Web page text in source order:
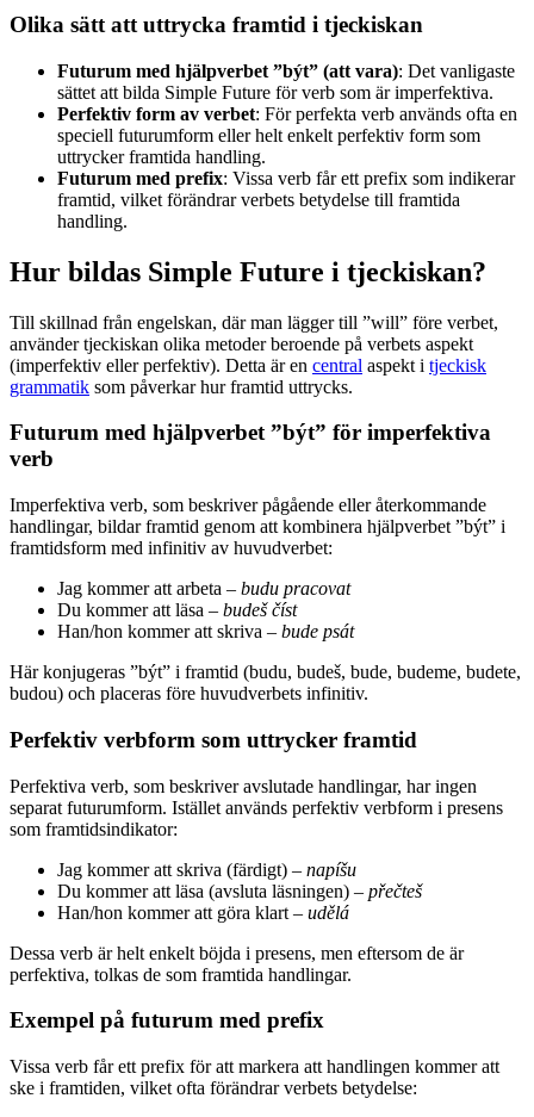
Olika sätt att uttrycka framtid i tjeckiskan
Futurum med hjälpverbet ”být” (att vara): Det vanligaste
sättet att bilda Simple Future för verb som är imperfektiva.
Perfektiv form av verbet: För perfekta verb används ofta en
speciell futurumform eller helt enkelt perfektiv form som
uttrycker framtida handling.
Futurum med prefix: Vissa verb får ett prefix som indikerar
framtid, vilket förändrar verbets betydelse till framtida
handling.
Hur bildas Simple Future i tjeckiskan?
Till skillnad från engelskan, där man lägger till ”will” före verbet,
använder tjeckiskan olika metoder beroende på verbets aspekt
(imperfektiv eller perfektiv). Detta är en central aspekt i tjeckisk
grammatik som påverkar hur framtid uttrycks.
Futurum med hjälpverbet ”být” för imperfektiva
verb
Imperfektiva verb, som beskriver pågående eller återkommande
handlingar, bildar framtid genom att kombinera hjälpverbet ”být” i
framtidsform med infinitiv av huvudverbet:
Jag kommer att arbeta – budu pracovat
Du kommer att läsa – budeš číst
Han/hon kommer att skriva – bude psát
Här konjugeras ”být” i framtid (budu, budeš, bude, budeme, budete,
budou) och placeras före huvudverbets infinitiv.
Perfektiv verbform som uttrycker framtid
Perfektiva verb, som beskriver avslutade handlingar, har ingen
separat futurumform. Istället används perfektiv verbform i presens
som framtidsindikator:
Jag kommer att skriva (färdigt) – napíšu
Du kommer att läsa (avsluta läsningen) – přečteš
Han/hon kommer att göra klart – udělá
Dessa verb är helt enkelt böjda i presens, men eftersom de är
perfektiva, tolkas de som framtida handlingar.
Exempel på futurum med prefix
Vissa verb får ett prefix för att markera att handlingen kommer att
ske i framtiden, vilket ofta förändrar verbets betydelse: